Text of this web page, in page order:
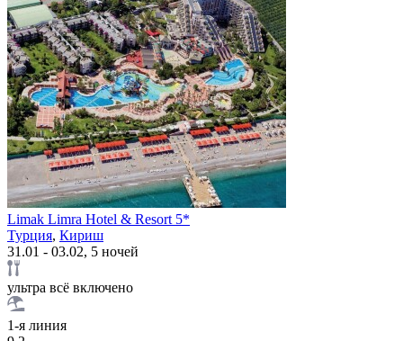
Limak Limra Hotel & Resort 5*
Турция, Кириш
31.01 - 03.02, 5 ночей
ультра всё включено
1-я линия